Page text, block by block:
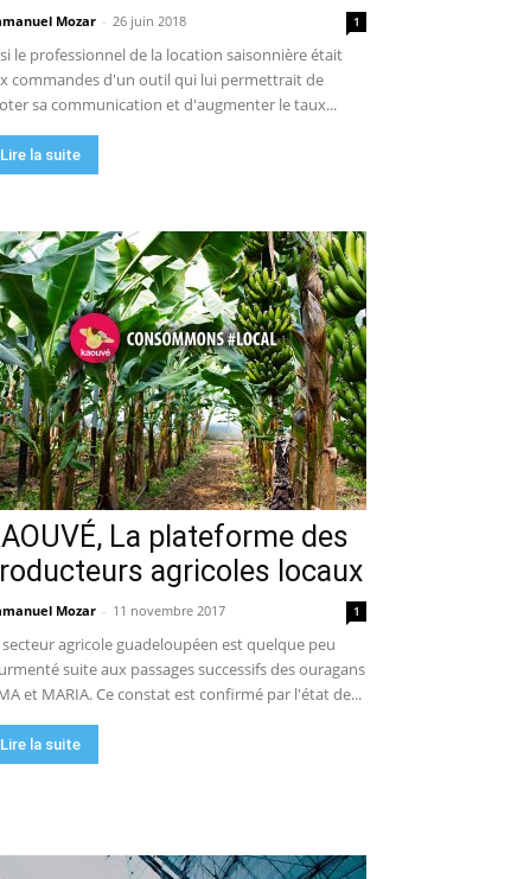
Mozar - 26 juin 2018 1
le professionnel de la location saisonnière était
commandes d'un outil qui lui permettrait de
sa communication et d'augmenter le taux...
Lire la suite
La plateforme des
agricoles locaux
Mozar - 11 novembre 2017 1
secteur agricole guadeloupéen est quelque peu
suite aux passages successifs des ouragans
et MARIA. Ce constat est confirmé par l'état de...
Lire la suite